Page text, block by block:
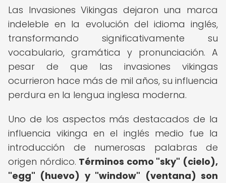
Las Invasiones Vikingas dejaron una marca
indeleble en la evolución del idioma inglés,
transformando significativamente su
vocabulario, gramática y pronunciación. A
pesar de que las invasiones vikingas
ocurrieron hace más de mil años, su influencia
perdura en la lengua inglesa moderna.
Uno de los aspectos más destacados de la
influencia vikinga en el inglés medio fue la
introducción de numerosas palabras de
origen nórdico. Términos como "sky" (cielo),
"egg" (huevo) y "window" (ventana) son